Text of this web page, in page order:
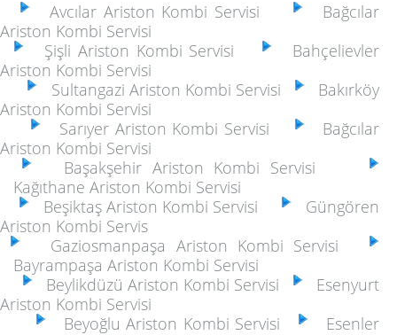
Avcılar Ariston Kombi Servisi
Bağcılar
Ariston Kombi Servisi
Şişli Ariston Kombi Servisi
Bahçelievler
Ariston Kombi Servisi
Sultangazi Ariston Kombi Servisi
Bakırköy
Ariston Kombi Servisi
Sarıyer Ariston Kombi Servisi
Bağcılar
Ariston Kombi Servisi
Başakşehir Ariston Kombi Servisi
Kağıthane Ariston Kombi Servisi
Beşiktaş Ariston Kombi Servisi
Güngören
Ariston Kombi Servis
Gaziosmanpaşa Ariston Kombi Servisi
Bayrampaşa Ariston Kombi Servisi
Beylikdüzü Ariston Kombi Servisi
Esenyurt
Ariston Kombi Servisi
Beyoğlu Ariston Kombi Servisi
Esenler